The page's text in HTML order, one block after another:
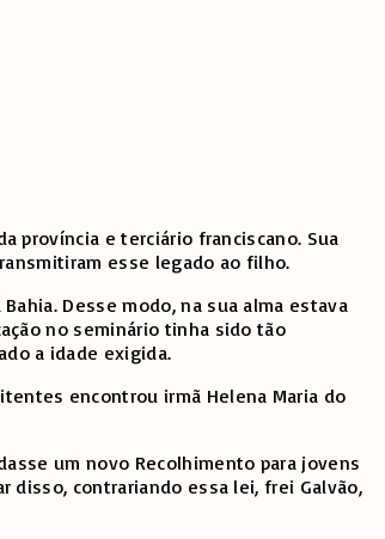
província e terciário franciscano. Sua
esse legado ao filho.
Desse modo, na sua alma estava
no seminário tinha sido tão
a idade exigida.
encontrou irmã Helena Maria do
um novo Recolhimento para jovens
disso, contrariando essa lei, frei Galvão,